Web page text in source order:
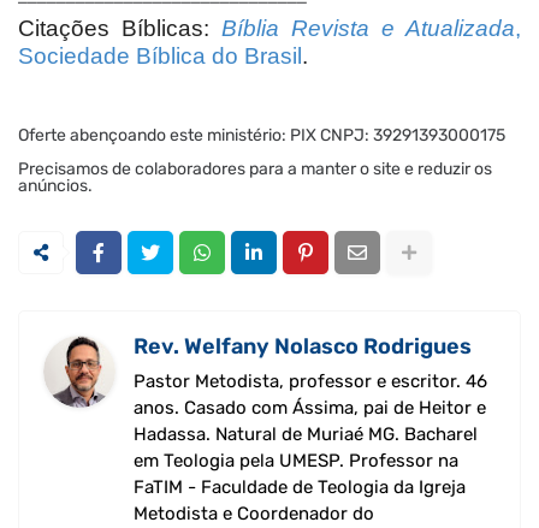
Citações Bíblicas: Bíblia Revista e Atualizada,
Sociedade Bíblica do Brasil .
Oferte abençoando este ministério: PIX CNPJ: 39291393000175
Precisamos de colaboradores para a manter o site e reduzir os
anúncios.
Rev. Welfany Nolasco Rodrigues
Pastor Metodista, professor e escritor. 46
anos. Casado com Ássima, pai de Heitor e
Hadassa. Natural de Muriaé MG. Bacharel
em Teologia pela UMESP. Professor na
FaTIM - Faculdade de Teologia da Igreja
Metodista e Coordenador do